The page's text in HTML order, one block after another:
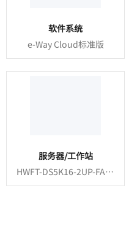
软件系统
e-Way Cloud标准版
服务器/工作站
HWFT-DS5K16-2UP-FAN-
C